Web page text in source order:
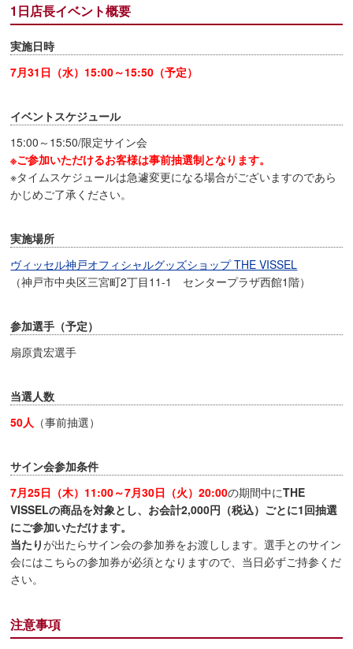
1日店長イベント概要
実施日時
7月31日（水）15:00～15:50（予定）
イベントスケジュール
15:00～15:50/限定サイン会
※ご参加いただけるお客様は事前抽選制となります。
※タイムスケジュールは急遽変更になる場合がございますのであら
かじめご了承ください。
実施場所
ヴィッセル神戸オフィシャルグッズショップ THE VISSEL
（神戸市中央区三宮町2丁目11-1 センタープラザ西館1階）
参加選手（予定）
扇原貴宏選手
当選人数
50人 （事前抽選）
サイン会参加条件
7月25日（木）11:00～7月30日（火）20:00の期間中にTHE
VISSELの商品を対象とし、お会計2,000円（税込）ごとに1回抽選
にご参加いただけます。
当たりが出たらサイン会の参加券をお渡しします。選手とのサイン
会にはこちらの参加券が必須となりますので、当日必ずご持参くだ
さい。
注意事項